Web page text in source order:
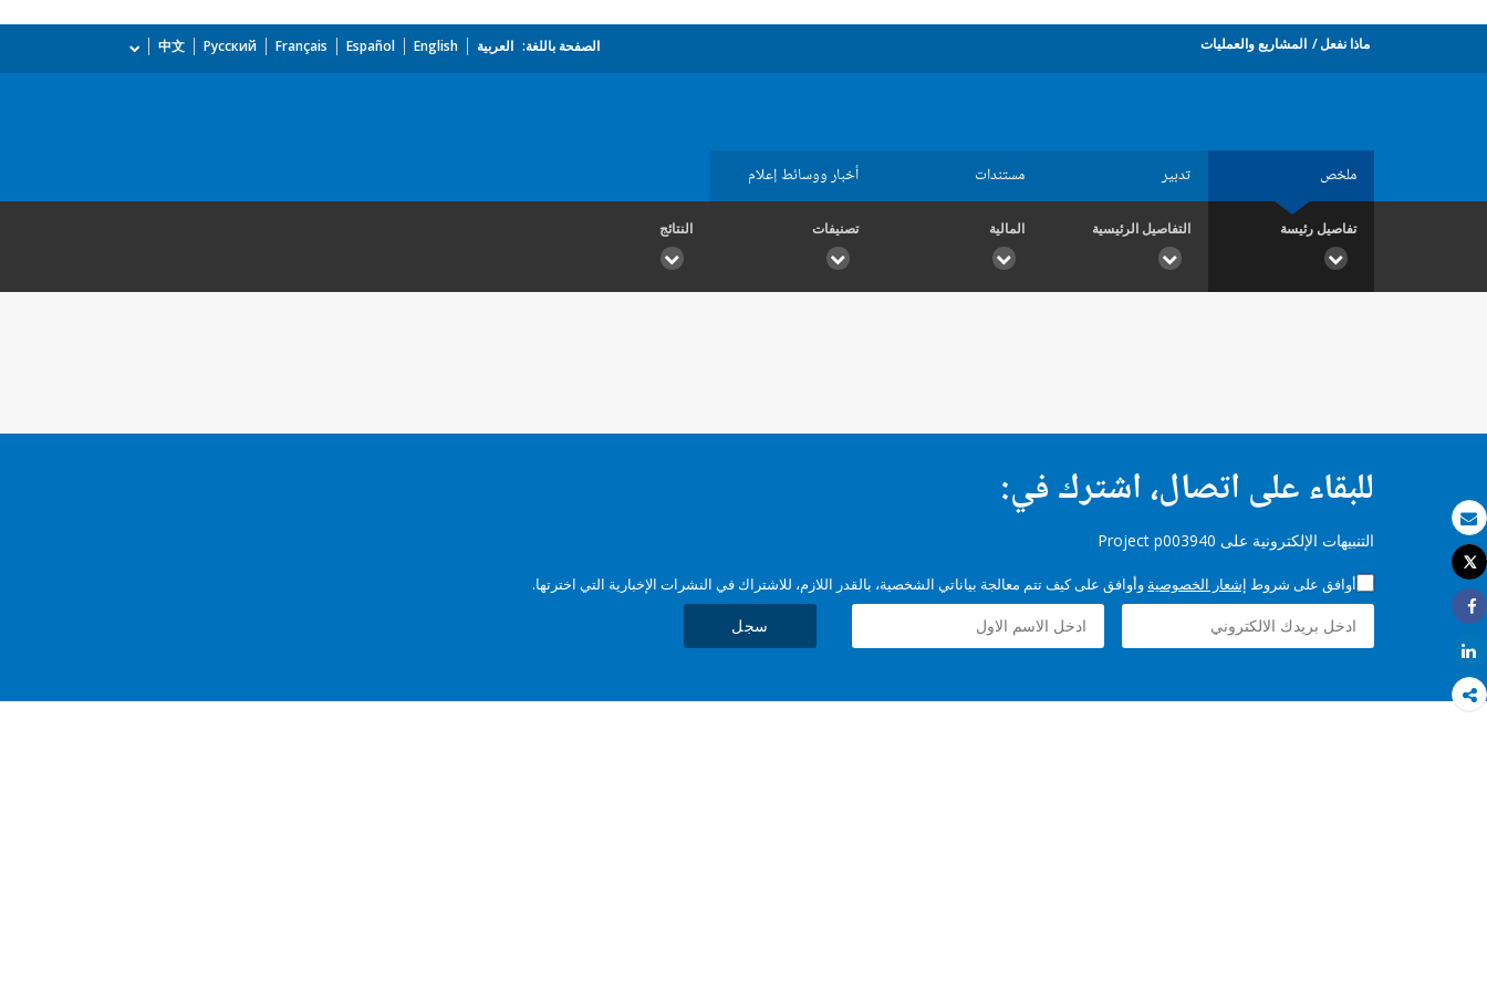
بريد الكتروني
طباعة
Tweet
Share
Share
ماذا نفعل المشاريع والعمليات الصفحة باللغة: العربية English
Español
Français
Русский
中文
ملخص تدبير مستندات أخبار ووسائط إعلام
تفاصيل رئيسة التفاصيل الرئيسية المالية تصنيفات النتائج
للبقاء على اتصال، اشترك في:
التنبيهات الإلكترونية على Project p003940
أوافق على شروط إشعار الخصوصية وأوافق على كيف تتم معالجة بياناتي الشخصية، بالقدر اللازم، للاشتراك في النشرات الإخبارية التي اخترتها.
سجل